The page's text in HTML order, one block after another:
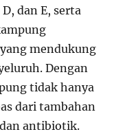
dan E, serta
mendukung
Dengan
tidak hanya
dari tambahan
antibiotik.